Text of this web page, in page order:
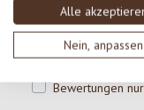
Alle
Nein, anpassen
SCHREIBE EINE
Bewertungen